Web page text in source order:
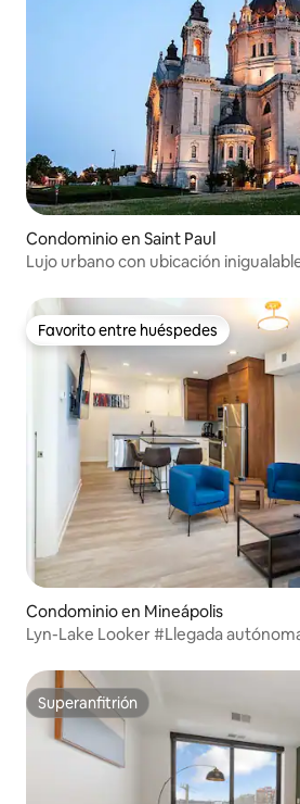
Condominio en Saint Paul
Lujo urbano con ubicación
Favorito entre huéspedes
Favorito entre huéspedes
Condominio en Mineápolis
Lyn-Lake Looker #Llegada
Superanfitrión
Superanfitrión